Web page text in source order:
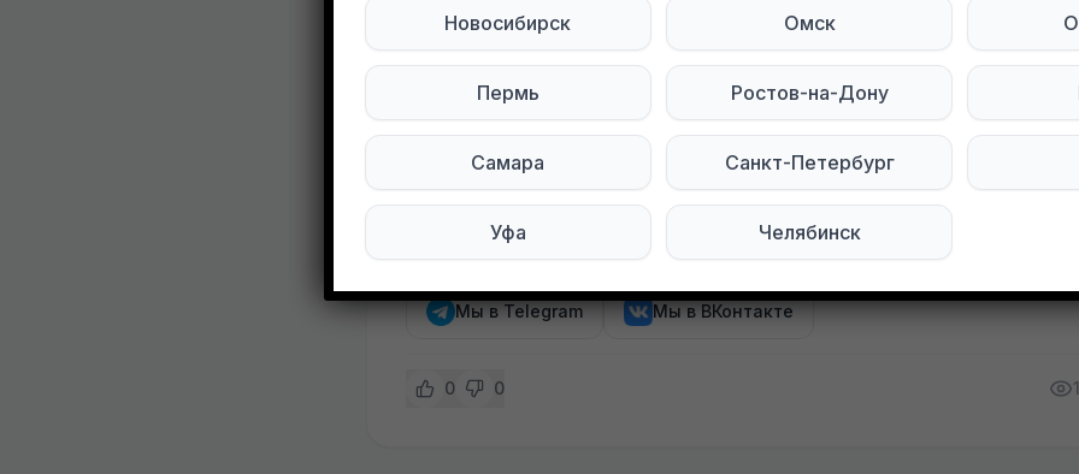
Женские вещи в хорошем состоянии, только на сером платье
(выводить не пробовала), размер 42.
Бронь не держу, написали-пришли-забрали
Пл.Капошвара, выходные Хим
Подписывайтесь на нас в социальных сетях:
Мы в Telegram Мы в ВКонтакте
0 0
Новосибирск Омск
Пермь Ростов-на-Дону
Самара Санкт-Петербург
Уфа Челябинск